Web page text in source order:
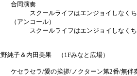
演奏
ルライフはエンジョイしなくち
コール）
ルライフはエンジョイしなくち
純子＆内田美果 （1Fみなと広場）
ラ/愛の挨拶/ノクターン第2番/無伴奏